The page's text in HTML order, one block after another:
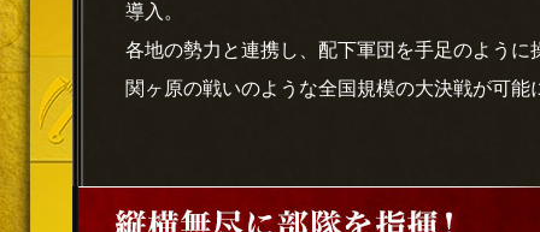
導入。
各地の勢力と連携し、配下軍団を手足のように
関ヶ原の戦いのような全国規模の大決戦が可能